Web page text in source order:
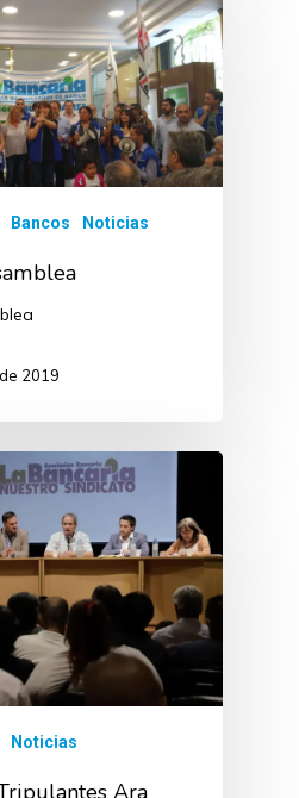
Bancos Noticias
2019
Noticias
Ara